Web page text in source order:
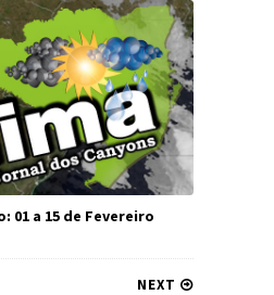
01 a 15 de Fevereiro
NEXT